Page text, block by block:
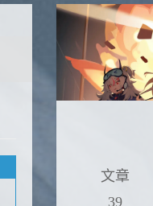
文章
39